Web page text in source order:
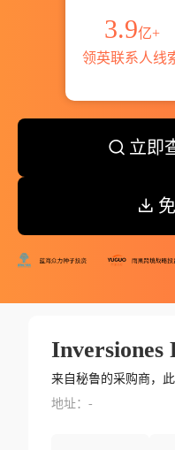
3.9亿+
领英联系人线
立即
Inversiones
来自秘鲁的采购商，
地址：-